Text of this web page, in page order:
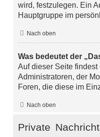
wird, festzulegen. Ein
Hauptgruppe im
Nach oben
Was bedeutet der
Auf dieser Seite
Administratoren, der
Foren, die diese im
Nach oben
Private